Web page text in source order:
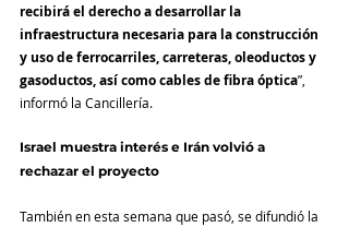
recibirá el derecho a desarrollar la
infraestructura necesaria para la construcción
y uso de ferrocarriles, carreteras, oleoductos y
gasoductos, así como cables de fibra óptica”,
informó la Cancillería.
Israel muestra interés e Irán volvió a
rechazar el proyecto
También en esta semana que pasó, se difundió la